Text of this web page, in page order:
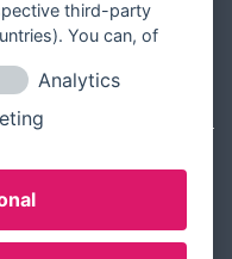
third-party
You can, of
Analytics